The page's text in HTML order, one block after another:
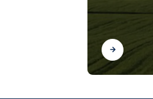
Scopri